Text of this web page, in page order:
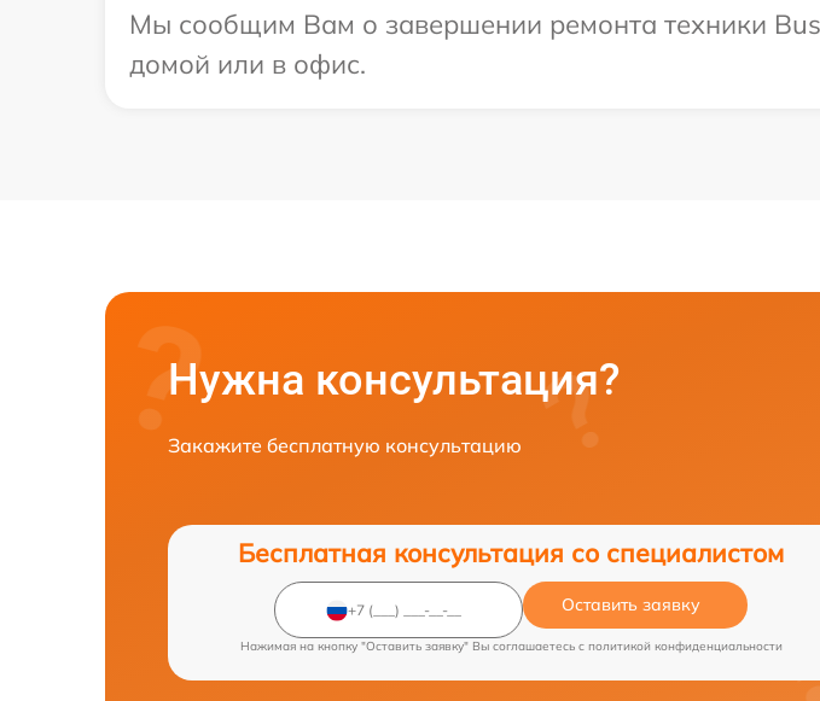
Мы сообщим Вам о завершении ремонта техники
домой или в офис.
Нужна консультация?
Закажите бесплатную консультацию
Бесплатная консультация со специалистом
Оставить заявку
Нажимая на кнопку "Оставить заявку" Вы соглашаетесь c политикой конфиденциальности